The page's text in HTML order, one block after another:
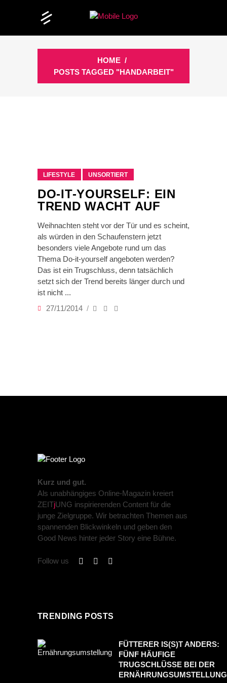
HOME /
POSTS TAGGED "HANDARBEIT"
LIFESTYLE UNSORTIERT
DO-IT-YOURSELF: EIN
TREND WACHT AUF
Weihnachten steht vor der Tür und es scheint,
als würden in den Schaufenstern jetzt
besonders viele Angebote rund um das
Thema Do-it-yourself angeboten werden?
Das ist ein Trugschluss, denn tatsächlich
setzt sich der Trend bereits länger durch und
ist nicht
27/11/2014
Kurz und gut.
Als unabhängiges Online-Magazin kreiert
ZEITjUNG inspirierenden Content für die
junge Zielgruppe. Wir betrachten Themen aus
spannenden Blickwinkeln und geben den
Good News hinter jeder Story eine Bühne.
Follow us
TRENDING POSTS
FÜTTERER IS(S)T ANDERS:
FÜNF HÄUFIGE
TRUGSCHLÜSSE BEI DER
ERNÄHRUNGSUMSTELLUNG